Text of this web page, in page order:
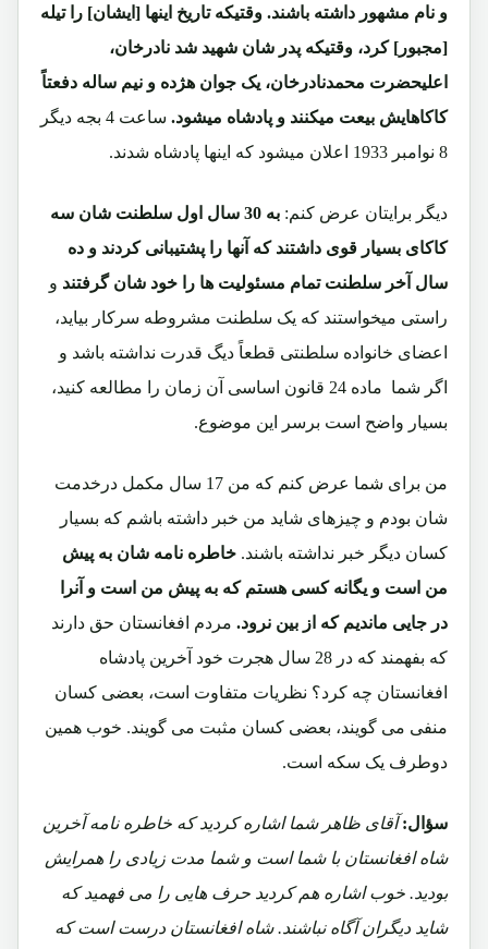
و نام مشهور داشته باشند. وقتیکه تاریخ اینها [ایشان] را تیله
[مجبور] کرد، وقتیکه پدر شان شهید شد نادرخان،
اعلیحضرت محمدنادرخان، یک جوان هژده و نیم ساله دفعتاً
کاکاهایش بیعت میکنند و پادشاه میشود.
ساعت 4 بجه دیگر
8 نوامبر 1933 اعلان میشود که اینها پادشاه شدند.
دیگر برایتان عرض کنم:
به 30 سال اول سلطنت شان سه
کاکای بسیار قوی داشتند که آنها را پشتیبانی کردند و ده
سال آخر سلطنت تمام مسئولیت ها را خود شان گرفتند و
راستی میخواستند که یک سلطنت مشروطه سرکار بیاید،
اعضای خانواده سلطنتی قطعاً دیگ قدرت نداشته باشد و
اگر شما ماده 24 قانون اساسی آن زمان را مطالعه کنید،
بسیار واضح است برسر این موضوع.
من برای شما عرض کنم که من 17 سال مکمل درخدمت
شان بودم و چیزهای شاید من خبر داشته باشم که بسیار
کسان دیگر خبر نداشته باشند. خاطره نامه شان به پیش
من است و یگانه کسی هستم که به پیش من است و آنرا
در جایی ماندیم که از بین نرود. مردم افغانستان حق دارند
که بفهمند که در 28 سال هجرت خود آخرین پادشاه
افغانستان چه کرد؟ نظریات متفاوت است، بعضی کسان
منفی می گویند، بعضی کسان مثبت می گویند. خوب همین
دوطرف یک سکه است.
سؤال: آقای ظاهر شما اشاره کردید که خاطره نامه آخرین
شاه افغانستان با شما است و شما مدت زیادی را همرایش
بودید. خوب اشاره هم کردید حرف هایی را می فهمید که
شاید دیگران آگاه نباشند. شاه افغانستان درست است که